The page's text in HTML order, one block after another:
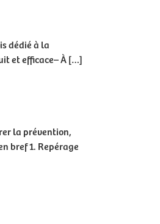
dédié à la
et efficace– À […]
la prévention,
bref 1. Repérage